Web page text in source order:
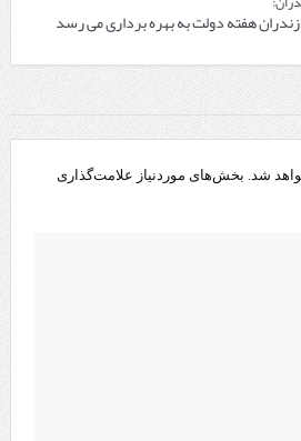
شد. بخش‌های موردنیاز علامت‌گذاری